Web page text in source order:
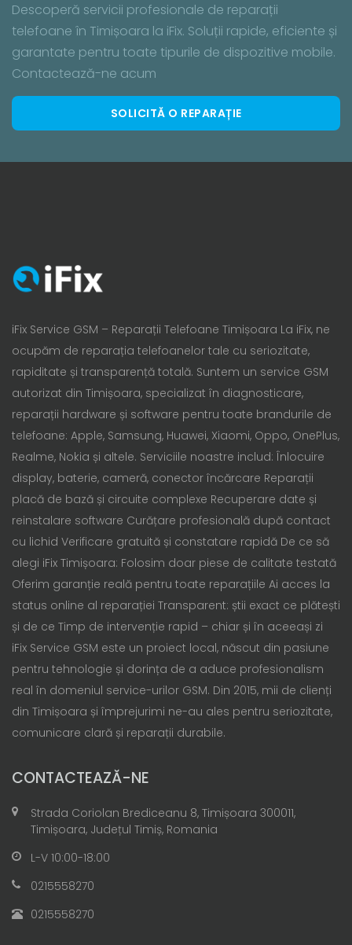
Descoperă servicii profesionale de reparații
telefoane în Timișoara la iFix. Soluții rapide, eficiente și
garantate pentru toate tipurile de dispozitive mobile.
Contactează-ne acum
SOLICITĂ O REPARAȚIE
iFix Service GSM – Reparații Telefoane Timișoara La iFix, ne
ocupăm de reparația telefoanelor tale cu seriozitate,
rapiditate și transparență totală. Suntem un service GSM
autorizat din Timișoara, specializat în diagnosticare,
reparații hardware și software pentru toate brandurile de
telefoane: Apple, Samsung, Huawei, Xiaomi, Oppo, OnePlus,
Realme, Nokia și altele. Serviciile noastre includ: Înlocuire
display, baterie, cameră, conector încărcare Reparații
placă de bază și circuite complexe Recuperare date și
reinstalare software Curățare profesională după contact
cu lichid Verificare gratuită și constatare rapidă De ce să
alegi iFix Timișoara: Folosim doar piese de calitate testată
Oferim garanție reală pentru toate reparațiile Ai acces la
status online al reparației Transparent: știi exact ce plătești
și de ce Timp de intervenție rapid – chiar și în aceeași zi
iFix Service GSM este un proiect local, născut din pasiune
pentru tehnologie și dorința de a aduce profesionalism
real în domeniul service-urilor GSM. Din 2015, mii de clienți
din Timișoara și împrejurimi ne-au ales pentru seriozitate,
comunicare clară și reparații durabile.
CONTACTEAZĂ-NE
Strada Coriolan Brediceanu 8, Timișoara 300011,
Timișoara, Județul Timiș, Romania
L-V 10:00-18:00
0215558270
0215558270